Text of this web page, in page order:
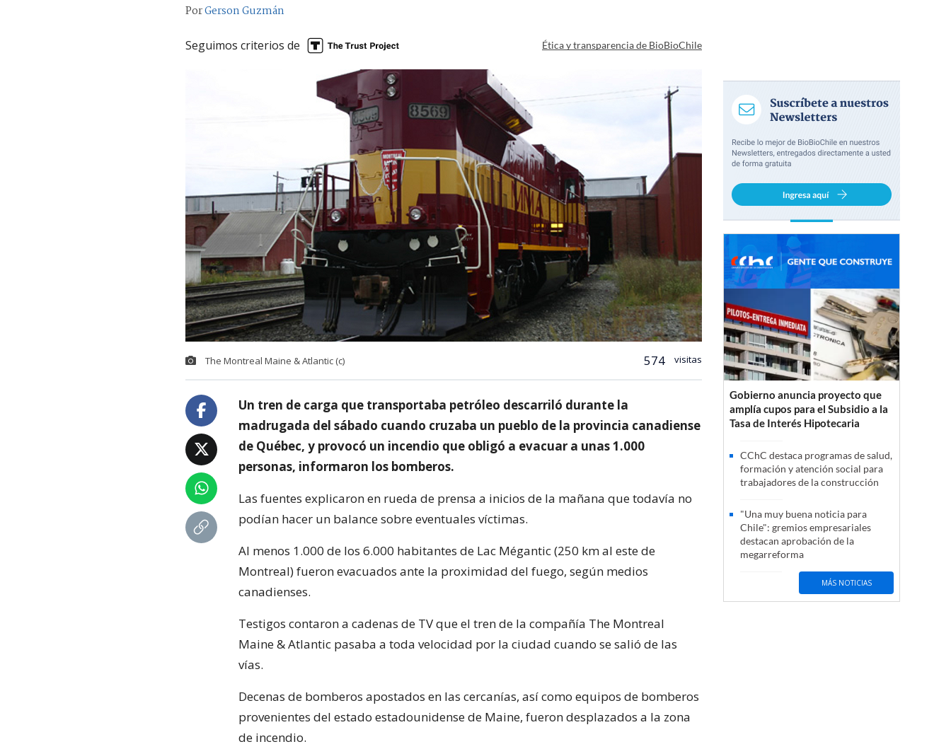
PorGerson Guzmán
Seguimos criterios de Ética y transparencia de BioBioChile
The Montreal Maine & Atlantic (c) 574 visitas
Un tren de carga que transportaba petróleo descarriló durante la
madrugada del sábado cuando cruzaba un pueblo de la provincia canadiense
de Québec, y provocó un incendio que obligó a evacuar a unas 1.000
personas, informaron los bomberos.
Las fuentes explicaron en rueda de prensa a inicios de la mañana que todavía no
podían hacer un balance sobre eventuales víctimas.
Al menos 1.000 de los 6.000 habitantes de Lac Mégantic (250 km al este de
Montreal) fueron evacuados ante la proximidad del fuego, según medios
canadienses.
Testigos contaron a cadenas de TV que el tren de la compañía The Montreal
Maine & Atlantic pasaba a toda velocidad por la ciudad cuando se salió de las
vías.
Decenas de bomberos apostados en las cercanías, así como equipos de bomberos
provenientes del estado estadounidense de Maine, fueron desplazados a la zona
de incendio.
Gobierno anuncia proyecto que
amplía cupos para el Subsidio a la
Tasa de Interés Hipotecaria
CChC destaca programas de salud,
formación y atención social para
trabajadores de la construcción
"Una muy buena noticia para
Chile": gremios empresariales
destacan aprobación de la
megarreforma
MÁS NOTICIAS